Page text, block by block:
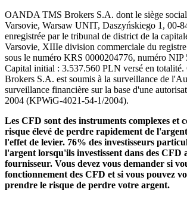
OANDA TMS Brokers S.A. dont le siège social
Varsovie, Warsaw UNIT, Daszyńskiego 1, 00-
enregistrée par le tribunal de district de la
Varsovie, XIIIe division commerciale du
sous le numéro KRS 0000204776, numéro NIP
Capital initial : 3.537.560 PLN versé en
Brokers S.A. est soumis à la surveillance de
surveillance financière sur la base d'une
2004 (KPWiG-4021-54-1/2004).
Les CFD sont des instruments complexes et
risque élevé de perdre rapidement de
l'effet de levier. 76% des investisseurs
l'argent lorsqu'ils investissent dans des CFD
fournisseur. Vous devez vous demander si
fonctionnement des CFD et si vous pouvez
prendre le risque de perdre votre argent.